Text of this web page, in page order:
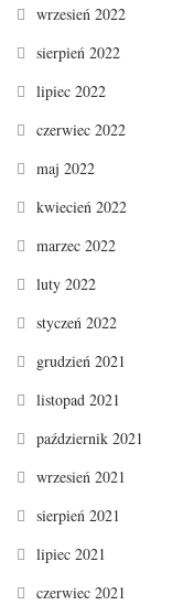
wrzesień 2022
sierpień 2022
lipiec 2022
czerwiec 2022
maj 2022
kwiecień 2022
marzec 2022
luty 2022
styczeń 2022
grudzień 2021
listopad 2021
październik 2021
wrzesień 2021
sierpień 2021
lipiec 2021
czerwiec 2021